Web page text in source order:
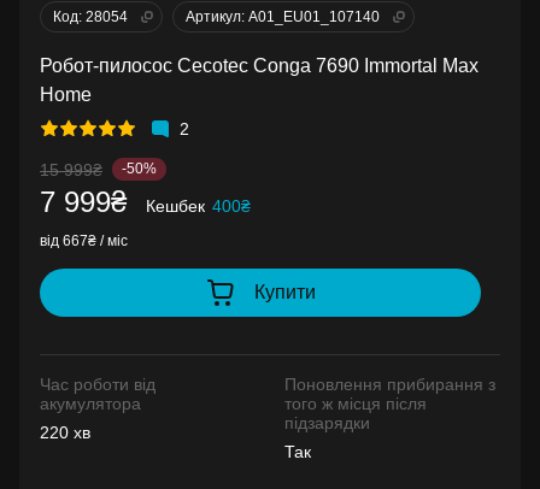
Код: 28054 Артикул: A01_EU01_107140
Робот-пилосос Cecotec Conga 7690 Immortal Max
Home
2
15 999₴ -50%
7 999₴ Кешбек 400₴
від 667₴ / міс
Купити
Час роботи від
акумулятора
220 хв
Поновлення прибирання з
того ж місця після
підзарядки
Так